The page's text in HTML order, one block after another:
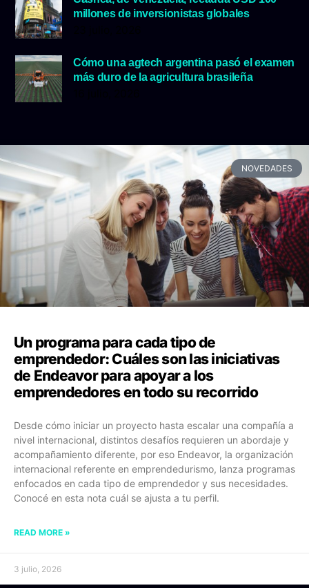
millones de inversionistas globales
Cómo una agtech argentina pasó el examen
más duro de la agricultura brasileña
NOVEDADES
Un programa para cada tipo de
emprendedor: Cuáles son las iniciativas
de Endeavor para apoyar a los
emprendedores en todo su recorrido
Desde cómo iniciar un proyecto hasta escalar una compañía a
nivel internacional, distintos desafíos requieren un abordaje y
acompañamiento diferente, por eso Endeavor, la organización
internacional referente en emprendedurismo, lanza programas
enfocados en cada tipo de emprendedor y sus necesidades.
Conocé en esta nota cuál se ajusta a tu perfil.
READ MORE »
3 julio, 2026